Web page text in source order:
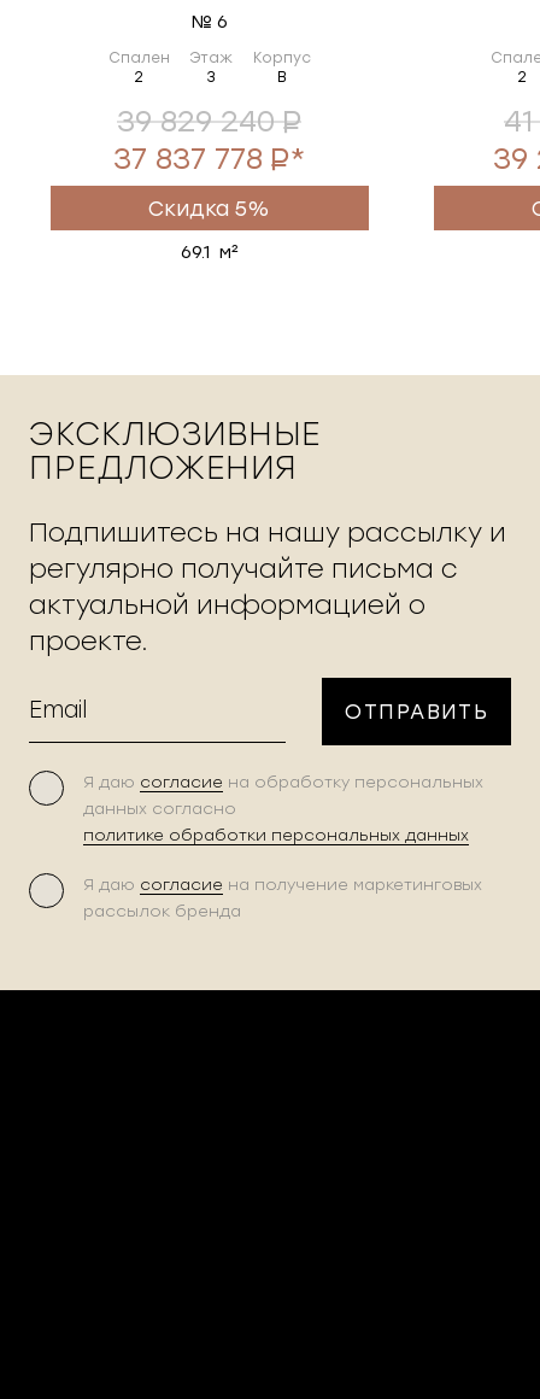
№ 6
Спален
2
Этаж
3
Корпус
B
39 829 240
37 837 778
*
Скидка 5%
69.1 м²
2
39
ЭКСКЛЮЗИВНЫЕ
ПРЕДЛОЖЕНИЯ
Подпишитесь на нашу рассылку и
регулярно получайте письма с
актуальной информацией о
проекте.
ОТПРАВИТЬ
Я даю согласие на обработку персональных
данных согласно
политике обработки персональных данных
Я даю согласие на получение маркетинговых
рассылок бренда